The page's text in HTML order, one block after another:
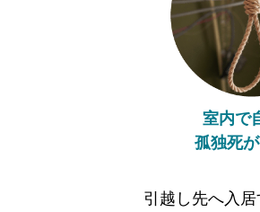
室内で
孤独死
引越し先へ入